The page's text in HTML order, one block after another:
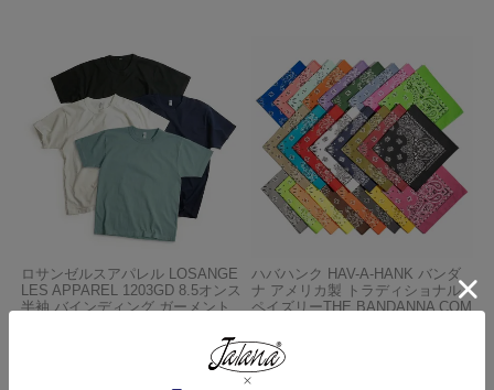
ロサンゼルスアパレル LOSANGE
LES APPAREL 1203GD 8.5オンス
半袖 バインディング ガーメント
ハバハンク HAV-A-HANK バンダ
ナ アメリカ製 トラディショナル
ペイズリーTHE BANDANNA COM
¥770